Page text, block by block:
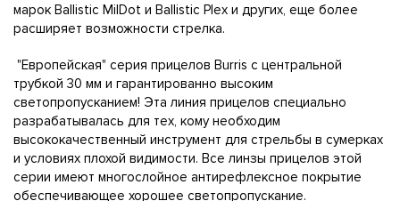
марок Ballistic MilDot и Ballistic Plex и других, еще более
расширяет возможности стрелка.
"Европейская" серия прицелов Burris с центральной
трубкой 30 мм и гарантированно высоким
светопропусканием! Эта линия прицелов специально
разрабатывалась для тех, кому необходим
высококачественный инструмент для стрельбы в сумерках
и условиях плохой видимости. Все линзы прицелов этой
серии имеют многослойное антирефлексное покрытие
обеспечивающее хорошее светопропускание.